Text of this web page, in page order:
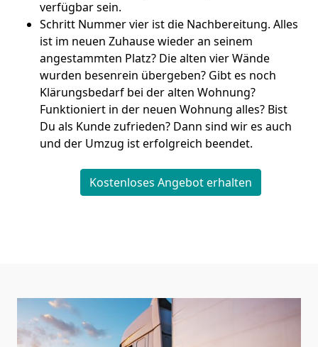
verfügbar sein.
Schritt Nummer vier ist die Nachbereitung. Alles
ist im neuen Zuhause wieder an seinem
angestammten Platz? Die alten vier Wände
wurden besenrein übergeben? Gibt es noch
Klärungsbedarf bei der alten Wohnung?
Funktioniert in der neuen Wohnung alles? Bist
Du als Kunde zufrieden? Dann sind wir es auch
und der Umzug ist erfolgreich beendet.
Kostenloses Angebot erhalten